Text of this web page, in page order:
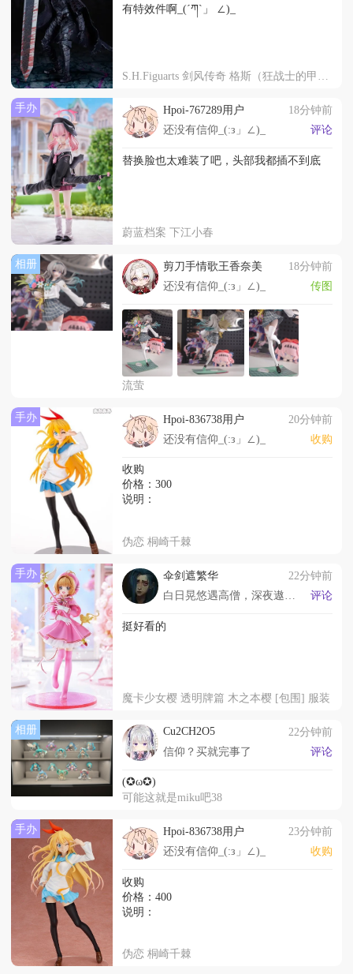
有特效件啊_(´ཀ`」 ∠)_
手办 Hpoi-767289用户
18分钟前
还没有信仰_(:з」∠)_
评论
替换脸也太难装了吧，头部我都插不到底
蔚蓝档案 下江小春
相册 剪刀手情歌王香奈美
18分钟前
还没有信仰_(:з」∠)_
传图
流萤
手办 Hpoi-836738用户
20分钟前
还没有信仰_(:з」∠)_
收购
收购
价格：300
说明：
伪恋 桐崎千棘
手办 伞剑遮繁华
22分钟前
评论
挺好看的
魔卡少女樱 透明牌篇 木之本樱 [包围] 服装
相册 Cu2CH2O5
22分钟前
信仰？买就完事了
评论
(✪ω✪)
可能这就是miku吧38
手办 Hpoi-836738用户
23分钟前
还没有信仰_(:з」∠)_
收购
收购
价格：400
说明：
伪恋 桐崎千棘